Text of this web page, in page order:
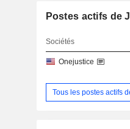
Postes actifs de
Sociétés
Onejustice
Tous les postes actifs